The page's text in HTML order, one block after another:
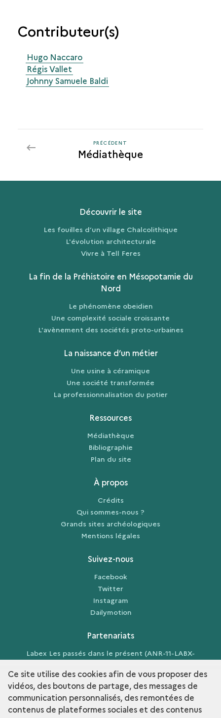
Contributeur(s)
Hugo Naccaro
Régis Vallet
Johnny Samuele Baldi
PRÉCÉDENT
PRÉCÉDENT
Médiathèque
Découvrir le site
Les fouilles d’un village Chalcolithique
L'évolution architecturale
Vivre à Tell Feres
La fin de la Préhistoire en Mésopotamie du
Nord
Le phénomène obeidien
Une complexité sociale croissante
L'avènement des sociétés proto-urbaines
La naissance d’un métier
Une usine à céramique
Une société transformée
La professionnalisation du potier
Ressources
Médiathèque
Bibliographie
Plan du site
À propos
Crédits
Qui sommes-nous ?
Grands sites archéologiques
Mentions légales
Suivez-nous
Facebook
Twitter
Instagram
Dailymotion
Partenariats
Labex Les passés dans le présent (ANR-11-LABX-
0026-01)
Ce site utilise des cookies afin de vous proposer des
vidéos, des boutons de partage, des messages de
communication personnalisés, des remontées de
contenus de plateformes sociales et des contenus